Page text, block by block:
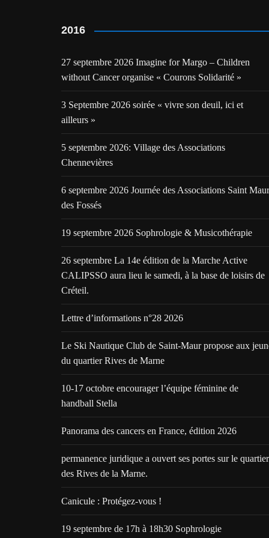
2016
27 septembre 2026 Imagine for Margo – Children
without Cancer organise « Courons Solidarité »
3 Septembre 2026 soirée « vivre son deuil, ici et
ailleurs »
5 septembre 2026: Village des Associations
Chennevières
6 septembre 2026 Journée des Associations Saint Maur
des Fossés
19 septembre 2026 Sophrologie & Musicothérapie
26 septembre La 14e édition de la Marche Active
CALIPSSO aura lieu le samedi, à la base de loisirs de
Créteil.
Lettre d’informations n°28 2026
Le Ski Nautique Club de Saint-Maur propose aux
du quartier Rives de Marne
10-17 octobre encourager l’équipe féminine de
handball Stella
Panorama des cancers en France, édition 2026
permanence juridique a ouvert ses portes sur le quartier
des Rives de la Marne.
Canicule : Protégez-vous !
19 septembre de 17h à 18h30 Sophrologie